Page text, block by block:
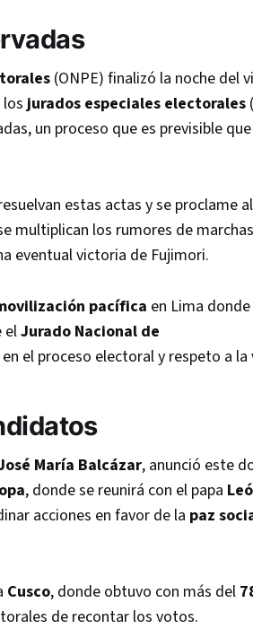
(ONPE) finalizó la noche del
jurados especiales electorales
un proceso que es previsible
estas actas y se proclame
multiplican los rumores de
eventual victoria de Fujimori.
pacífica en Lima
elJurado Nacional de
en el proceso electoral y respeto a
María Balcázar, anunció este
, donde se reunirá con el papa
acciones en favor de la paz
Cusco, donde obtuvo con más del
de recontar los votos.